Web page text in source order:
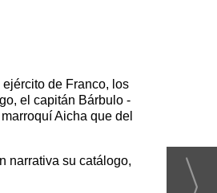
de Franco, los
el capitán Bárbulo -
Aicha que del
narrativa su catálogo,